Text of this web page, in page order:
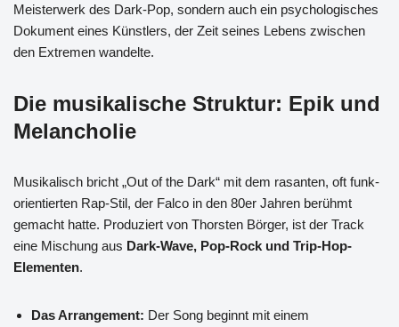
Meisterwerk des Dark-Pop, sondern auch ein psychologisches
Dokument eines Künstlers, der Zeit seines Lebens zwischen
den Extremen wandelte.
Die musikalische Struktur: Epik und
Melancholie
Musikalisch bricht „Out of the Dark“ mit dem rasanten, oft funk-
orientierten Rap-Stil, der Falco in den 80er Jahren berühmt
gemacht hatte. Produziert von Thorsten Börger, ist der Track
eine Mischung aus Dark-Wave, Pop-Rock und Trip-Hop-
Elementen.
Das Arrangement: Der Song beginnt mit einem